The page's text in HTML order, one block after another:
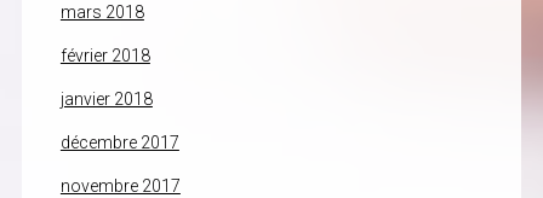
mars 2018
février 2018
janvier 2018
décembre 2017
novembre 2017